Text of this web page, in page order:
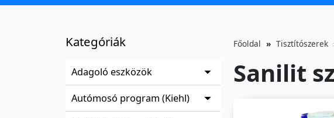
Kategóriák
Adagoló eszközök
Autómosó program (Kiehl)
Főoldal Tisztítószerek
Sanilit